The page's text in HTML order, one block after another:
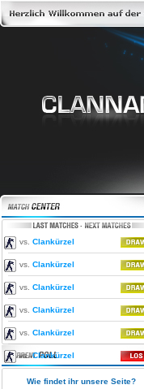
vs. Clankürzel
vs. Clankürzel
vs. Clankürzel
vs. Clankürzel
vs. Clankürzel
vs.Clankürzel
Wie findet ihr unsere Seite?